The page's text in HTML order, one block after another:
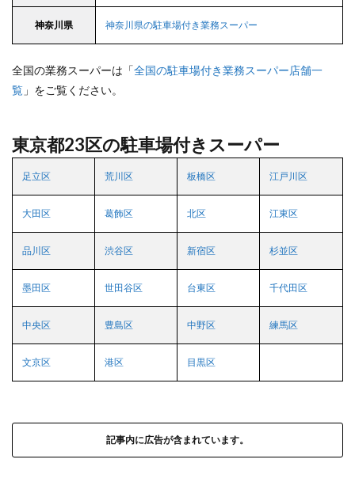
神奈川県 神奈川県の駐車場付き業務スーパー
全国の業務スーパーは「全国の駐車場付き業務スーパー店舗一
覧 」をご覧ください。
東京都23区の駐車場付きスーパー
足立区 荒川区 板橋区 江戸川区
大田区 葛飾区 北区 江東区
品川区 渋谷区 新宿区 杉並区
墨田区 世田谷区 台東区 千代田区
中央区 豊島区 中野区 練馬区
文京区 港区 目黒区
記事内に広告が含まれています。